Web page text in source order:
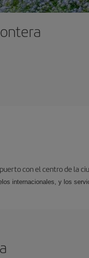
con el centro de la
internacionales, y los